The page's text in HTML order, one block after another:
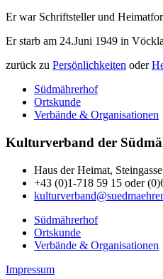
Er war Schriftsteller und
Er starb am 24.Juni 1949 in
zurück zu Persönlichkeiten oder
Südmährerhof
Ortskunde
Verbände & Organisationen
Kulturverband der
Haus der Heimat,
+43 (0)1-718 59 15 oder
Südmährerhof
Ortskunde
Verbände & Organisationen
Impressum